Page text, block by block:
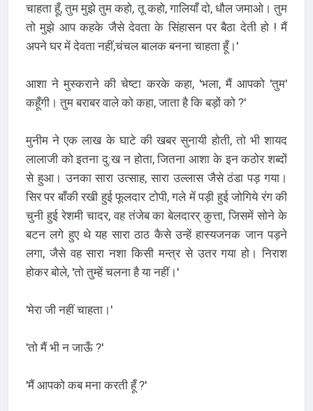
चाहता हूँ, तुम मुझे तुम कहो, तू कहो, गालियाँ दो, धौल जमाओ। तुम
तो मुझे आप कहके जैसे देवता के सिंहासन पर बैठा देती हो ! मैं
अपने घर में देवता नहीं,चंचल बालक बनना चाहता हूँ।'
आशा ने मुस्कराने की चेष्टा करके कहा, 'भला, मैं आपको 'तुम'
कहूँगी। तुम बराबर वाले को कहा, जाता है कि बड़ों को ?'
मुनीम ने एक लाख के घाटे की खबर सुनायी होती, तो भी शायद
लालाजी को इतना दु:ख न होता, जितना आशा के इन कठोर शब्दों
से हुआ। उनका सारा उत्साह, सारा उल्लास जैसे ठंडा पड़ गया।
सिर पर बाँकी रखी हुई फूलदार टोपी, गले में पड़ी हुई जोगिये रंग की
चुनी हुई रेशमी चादर, वह तंजेब का बेलदारर् कुत्ता, जिसमें सोने के
बटन लगे हुए थे यह सारा ठाठ कैसे उन्हें हास्यजनक जान पड़ने
लगा, जैसे वह सारा नशा किसी मन्त्र से उतर गया हो। निराश
होकर बोले, 'तो तुम्हें चलना है या नहीं।'
'मेरा जी नहीं चाहता।'
'तो मैं भी न जाऊँ ?'
'मैं आपको कब मना करती हूँ ?'